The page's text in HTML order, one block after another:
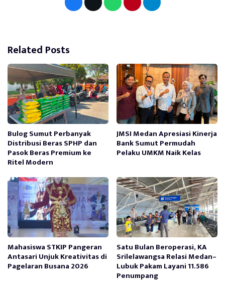
Related Posts
Bulog Sumut Perbanyak
Distribusi Beras SPHP dan
Pasok Beras Premium ke
Ritel Modern
JMSI Medan Apresiasi Kinerja
Bank Sumut Permudah
Pelaku UMKM Naik Kelas
Mahasiswa STKIP Pangeran
Antasari Unjuk Kreativitas di
Pagelaran Busana 2026
Satu Bulan Beroperasi, KA
Srilelawangsa Relasi Medan–
Lubuk Pakam Layani 11.586
Penumpang